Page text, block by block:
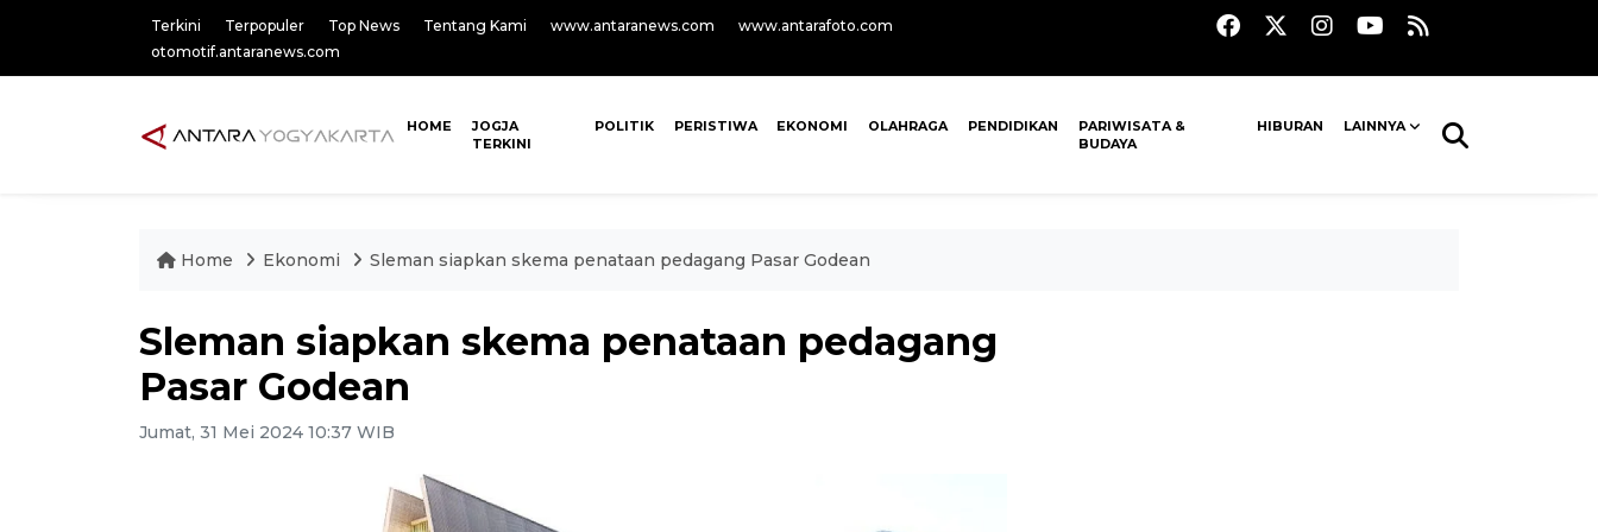
Terkini Terpopuler Top News Tentang Kami www.antaranews.com
www.antarafoto.com
otomotif.antaranews.com
HOME
JOGJA
TERKINI
POLITIK PERISTIWA EKONOMI OLAHRAGA PENDIDIKAN
PARIWISATA &
BUDAYA
HIBURAN LAINNYA
Home Ekonomi Sleman siapkan skema penataan pedagang Pasar Godean
Sleman siapkan skema penataan pedagang
Pasar Godean
Jumat, 31 Mei 2024 10:37 WIB